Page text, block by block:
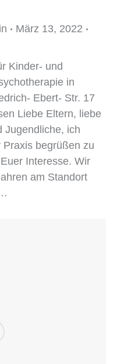
März 13, 2022
Kinder- und
in
Ebert- Str. 17
Liebe Eltern, liebe
Jugendliche, ich
begrüßen zu
Interesse. Wir
am Standort